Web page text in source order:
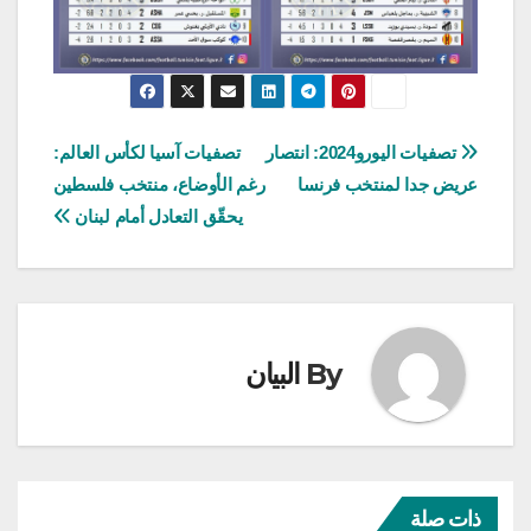
تصفّح
المقالات
تصفيات آسيا لكأس العالم:
رغم الأوضاع، منتخب فلسطين
يحقّق التعادل أمام لبنان
تصفيات اليورو2024: انتصار
عريض جدا لمنتخب فرنسا
By البيان
ذات صلة